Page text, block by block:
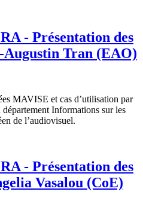
- Présentation des
Augustin Tran (EAO)
MAVISE et cas d’utilisation par
Informations sur les
de l’audiovisuel.
- Présentation des
Vasalou (CoE)